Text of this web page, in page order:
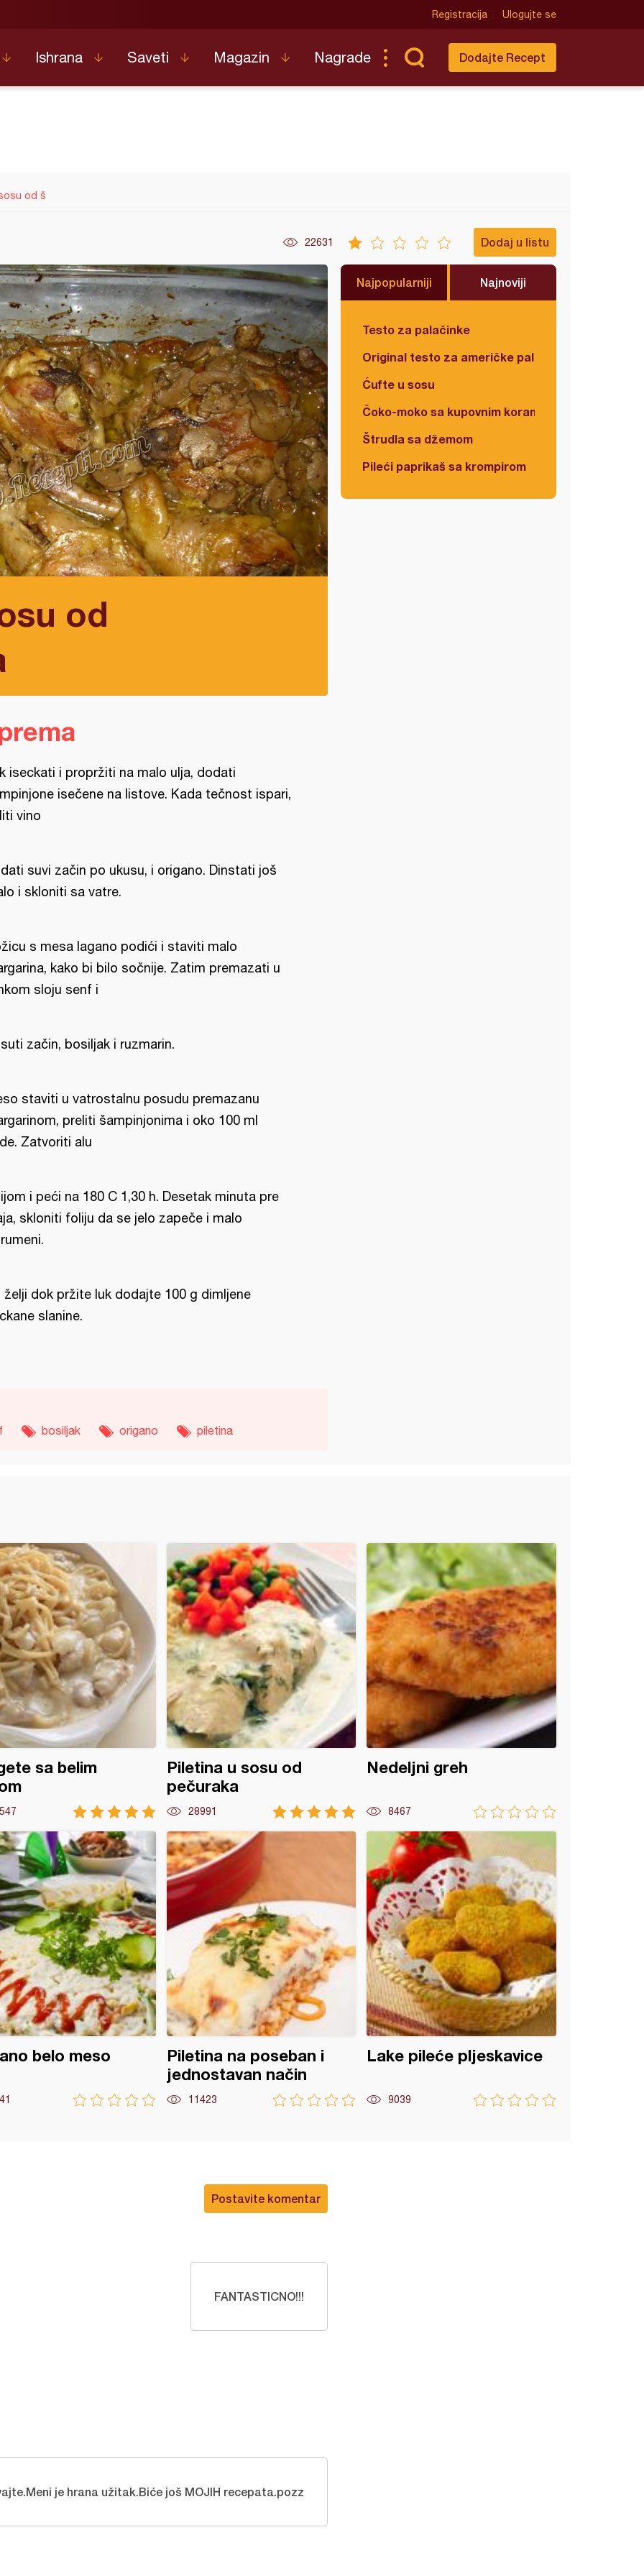
Registracija Ulogujte se
Ishrana Saveti Magazin Nagrade Dodajte Recept
od š
22631 Dodaj u listu
od
Najpopularniji Najnoviji
Testo za palačinke
Original testo za američke palačinke
Ćufte u sosu
Čoko-moko sa kupovnim korama
Štrudla sa džemom
Pileći paprikaš sa krompirom
iseckati i propržiti na malo ulja, dodati
isečene na listove. Kada tečnost ispari,
vino
suvi začin po ukusu, i origano. Dinstati još
i skloniti sa vatre.
s mesa lagano podići i staviti malo
kako bi bilo sočnije. Zatim premazati u
sloju senf i
začin, bosiljak i ruzmarin.
staviti u vatrostalnu posudu premazanu
preliti šampinjonima i oko 100 ml
Zatvoriti alu
i peći na 180 C 1,30 h. Desetak minuta pre
skloniti foliju da se jelo zapeče i malo
želji dok pržite luk dodajte 100 g dimljene
slanine.
bosiljak origano piletina
sa belim
Piletina u sosu od
pečuraka
28991
Nedeljni greh
8467
belo meso
Piletina na poseban i
jednostavan način
11423
Lake pileće pljeskavice
9039
Postavite komentar
FANTASTICNO!!!
je hrana užitak.Biće još MOJIH recepata.pozz